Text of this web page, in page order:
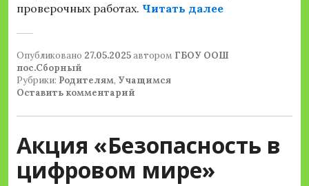
проверочных работах. Читать далее«Брифинг
Опубликовано 27.05.2025автором ГБОУ ООШ
пос.Сборный
Рубрики: Родителям, Учащимся
Оставить комментарий
Акция «Безопасность в
цифровом мире»